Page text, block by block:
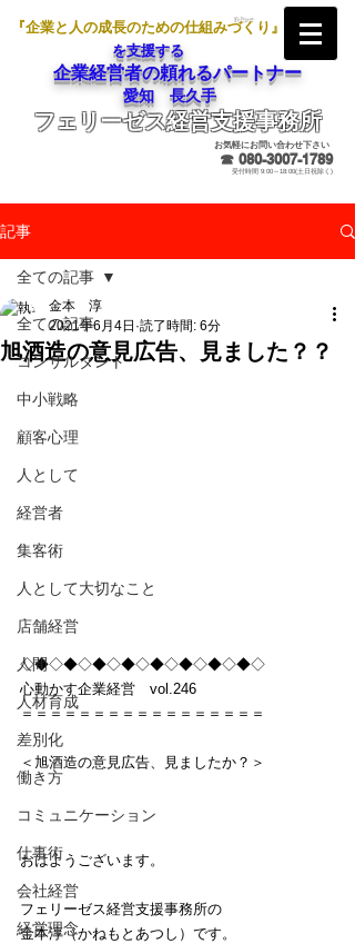
『企業と人の成長のための仕組みづくり』
を支援する
企業経営者の頼れるパートナー
愛知 長久手
フェリーゼス経営支援事務所
お気軽にお問い合わせ下さい
☎ 080-3007-1789
受付時間 9:00～18:00(土日祝除く)
記事
全ての記事
コンサルタント
中小戦略
顧客心理
人として
経営者
集客術
人として大切なこと
店舗経営
人間
人材育成
差別化
働き方
コミュニケーション
仕事術
会社経営
経営理念
全ての記事
旭酒造の意見広告、見ました？？
金本 淳
2021年6月4日 読了時間: 6分
◇◆◇◆◇◆◇◆◇◆◇◆◇◆◇◆◇
心動かす企業経営　vol.246
＝＝＝＝＝＝＝＝＝＝＝＝＝＝＝＝＝
＜旭酒造の意見広告、見ましたか？＞
おはようございます。
フェリーゼス経営支援事務所の
金本淳（かねもとあつし）です。